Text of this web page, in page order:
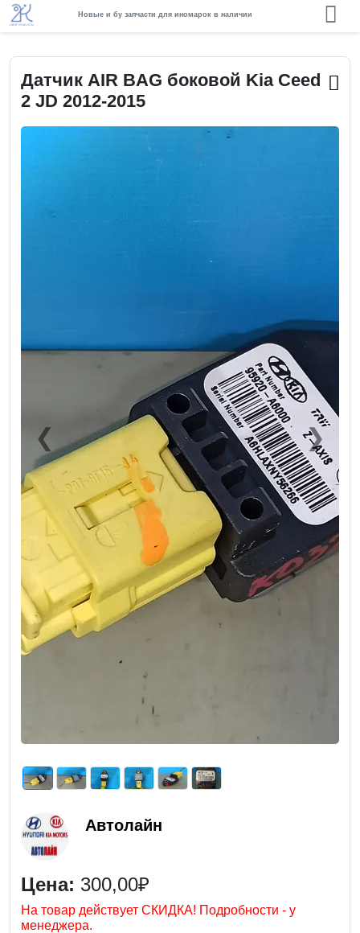
Новые и бу запчасти для иномарок в наличии
Датчик AIR BAG боковой Kia Ceed
2 JD 2012-2015
❮Previous ❯Next
Автолайн
Цена: 300,00₽
На товар действует СКИДКА! Подробности - у
менеджера.